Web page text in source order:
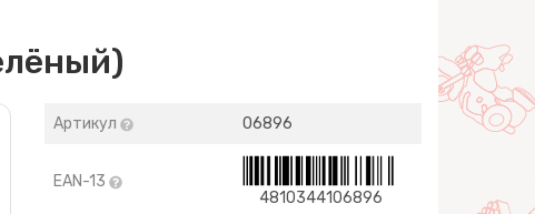
Артикул 06896
EAN-13
4810344106896